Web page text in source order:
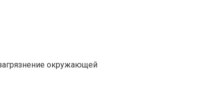
окружающей